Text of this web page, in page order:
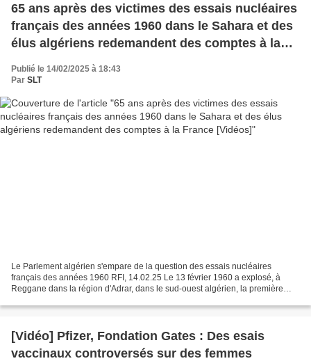
65 ans après des victimes des essais nucléaires
français des années 1960 dans le Sahara et des
élus algériens redemandent des comptes à la
France [Vidéos]
Publié le 14/02/2025 à 18:43
Par SLT
Le Parlement algérien s'empare de la question des essais nucléaires
français des années 1960 RFI, 14.02.25 Le 13 février 1960 a explosé, à
Reggane dans la région d'Adrar, dans le sud-ouest algérien, la première
[Vidéo] Pfizer, Fondation Gates : Des esais
vaccinaux controversés sur des femmes